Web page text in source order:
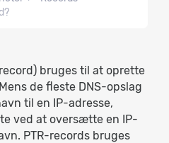
bruges til at oprette
de fleste DNS-opslag
til en IP-adresse,
ved at oversætte en IP-
PTR-records bruges